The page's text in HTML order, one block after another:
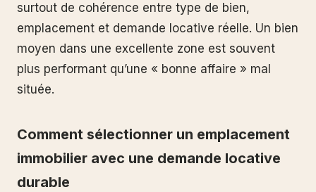
surtout de cohérence entre type de bien,
emplacement et demande locative réelle. Un bien
moyen dans une excellente zone est souvent
plus performant qu’une « bonne affaire » mal
située.
Comment sélectionner un emplacement
immobilier avec une demande locative
durable